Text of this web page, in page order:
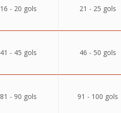
16 - 20 gols 21 - 25 gols
41 - 45 gols 46 - 50 gols
81 - 90 gols 91 - 100 gols